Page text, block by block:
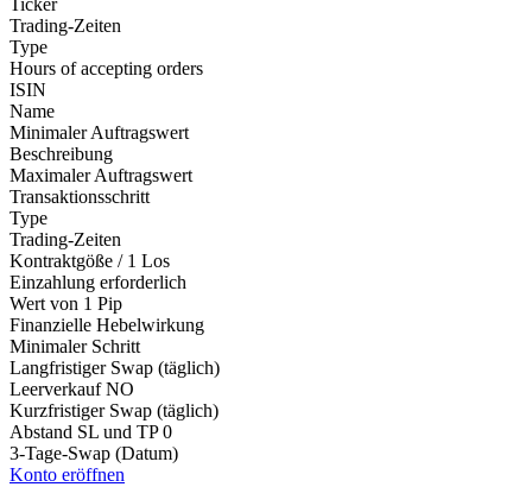
Ticker
Trading-Zeiten
Type
Hours of accepting orders
ISIN
Name
Minimaler Auftragswert
Beschreibung
Maximaler Auftragswert
Transaktionsschritt
Type
Trading-Zeiten
Kontraktgöße / 1 Los
Einzahlung erforderlich
Wert von 1 Pip
Finanzielle Hebelwirkung
Minimaler Schritt
Langfristiger Swap (täglich)
Leerverkauf NO
Kurzfristiger Swap (täglich)
Abstand SL und TP 0
3-Tage-Swap (Datum)
Konto eröffnen